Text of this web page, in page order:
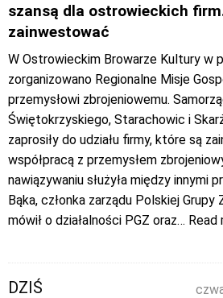
szansą dla ostrowieckich
zainwestować
W Ostrowieckim Browarze Kultury w
zorganizowano Regionalne Misje
przemysłowi zbrojeniowemu.
Świętokrzyskiego, Starachowic i
zaprosiły do udziału firmy, które są
współpracą z przemysłem
nawiązywaniu służyła między innymi
Bąka, członka zarządu Polskiej
mówił o działalności PGZ oraz… Read
DZIŚ